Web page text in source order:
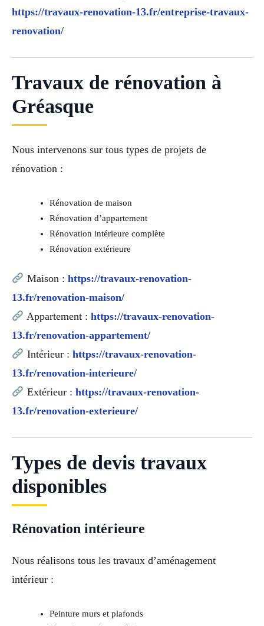
https://travaux-renovation-13.fr/entreprise-travaux-
renovation/
Travaux de rénovation à
Gréasque
Nous intervenons sur tous types de projets de
rénovation :
Rénovation de maison
Rénovation d’appartement
Rénovation intérieure complète
Rénovation extérieure
Maison : https://travaux-renovation-
13.fr/renovation-maison/
Appartement : https://travaux-renovation-
13.fr/renovation-appartement/
Intérieur : https://travaux-renovation-
13.fr/renovation-interieure/
Extérieur : https://travaux-renovation-
13.fr/renovation-exterieure/
Types de devis travaux
disponibles
Rénovation intérieure
Nous réalisons tous les travaux d’aménagement
intérieur :
Peinture murs et plafonds